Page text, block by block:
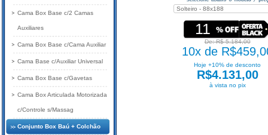
11
De: R$ 5.184,00
10x de
Hoje +10% de desconto
R$4.131,00
à vista no pix
Cama Box Base c/2 Camas
Auxiliares
Cama Box Base c/Cama Auxiliar
Cama Base c/Auxiliar Universal
Cama Box Base c/Gavetas
Cama Box Articulada Motorizada
c/Controle s/Massag
Conjunto Box Baú + Colchão